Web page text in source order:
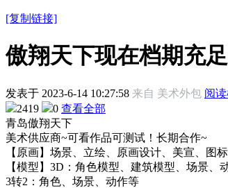
[复制链接]
傲翔天下现在档期充
发表于 2023-6-14 10:27:58 来自 美术外包 阅
2419
0 查看全部
青岛傲翔天下
美术供应商~可看作品可测试！长期合作~
【原画】场景、立绘、原画设计、美宣、图
【模型】3D：角色模型、建筑模型、场景、
3转2：角色、场景、动作等